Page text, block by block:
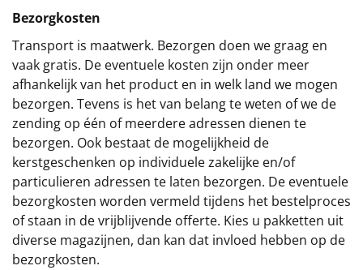
Bezorgkosten
Transport is maatwerk. Bezorgen doen we graag en
vaak gratis. De eventuele kosten zijn onder meer
afhankelijk van het product en in welk land we mogen
bezorgen. Tevens is het van belang te weten of we de
zending op één of meerdere adressen dienen te
bezorgen. Ook bestaat de mogelijkheid de
kerstgeschenken op individuele zakelijke en/of
particulieren adressen te laten bezorgen. De eventuele
bezorgkosten worden vermeld tijdens het bestelproces
of staan in de vrijblijvende offerte. Kies u pakketten uit
diverse magazijnen, dan kan dat invloed hebben op de
bezorgkosten.